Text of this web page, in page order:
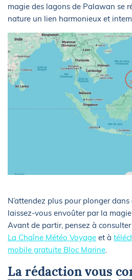
magie des lagons de Palawan se
nature un lien harmonieux et
N’attendez plus pour plonger
laissez-vous envoûter par la
Avant de partir, pensez à
La Chaîne Météo Voyage et à
mobile gratuite Bloc Marine
La rédaction vous